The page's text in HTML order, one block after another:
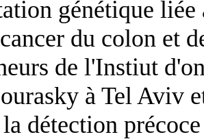
génétique
du colon et
de l'Instiut
à Tel Aviv
détection